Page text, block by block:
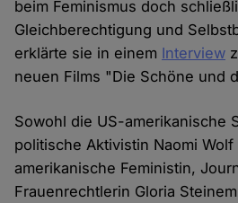
beim Feminismus doch
Gleichberechtigung und
erklärte sie in einem Interview
neuen Films "Die Schöne und
Sowohl die US-amerikanische
politische Aktivistin Naomi
amerikanische Feministin,
Frauenrechtlerin Gloria